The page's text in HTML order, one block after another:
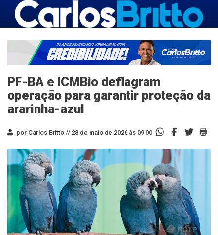
PF-BA e ICMBio deflagram
operação para garantir proteção da
ararinha-azul
por Carlos Britto // 28 de maio de 2026 às 09:00